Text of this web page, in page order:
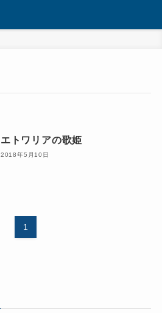
エトワリアの歌姫
2018年5月10日
1